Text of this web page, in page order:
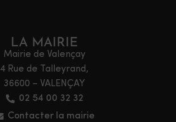
LA MAIRIE
Mairie de Valençay
4 Rue de Talleyrand,
36600 – VALENÇAY
02 54 00 32 32
Contacter la mairie